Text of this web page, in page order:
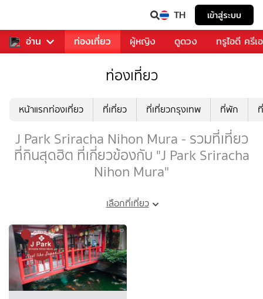
TH เข้าสู่ระบบ
อ่าน
ลง อาหาร ท่องเที่ยว ผู้หญิง ดูดวง ทรูไอดี ครีเ
ท่องเที่ยว
หน้าแรกท่องเที่ยว ที่เที่ยว ที่เที่ยวกรุงเทพ ที่พัก
J Park Sriracha Nihon Mura - รวมที่เที่ยว
ที่กินสุดฮิต ที่เกี่ยวข้องกับ "J Park Sriracha
Nihon Mura"
เลือกที่เที่ยว